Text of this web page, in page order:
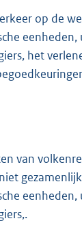
op de
het
van